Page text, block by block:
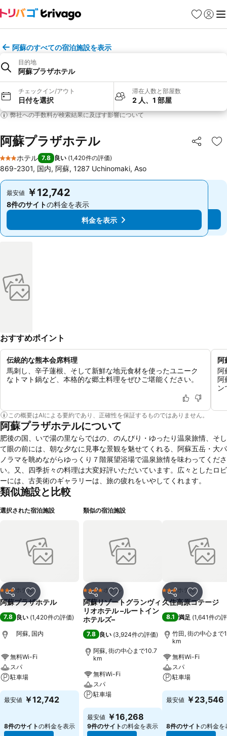
お気に入り
ログイ
メ
阿蘇のすべての宿泊施設を表示
目的地
阿蘇プラザホテル
チェックイン/アウト
日付を選択
滞在人数と部屋数
2 人、1 部屋
弊社への手数料が検索結果に及ぼす影響について
阿蘇プラザホテル シェア
お
3 ホテルのランク
ホテル 7.8 良い (1,420件の評価)
869-2301, 国内, 阿蘇, 1287 Uchinomaki, Aso
最安値 ￥12,742
8件のサイトの料金を表示
料金を表示
最安値 ￥12,742
8件のサイトの料金を表示
料金を表示
おすすめポイント
伝統的な熊本会席料理
馬刺し、辛子蓮根、そして新鮮な地元食材を使ったユニーク
なトマト鍋など、本格的な郷土料理をぜひご堪能ください。
阿
阿
阿
ン
この概要はAIによる要約であり、正確性を保証するものではありません。
阿蘇プラザホテルについて
肥後の国、いで湯の里ならではの、のんびり・ゆったり温泉旅情、そし
て眼の前には、朝な夕なに見事な景観を魅せてくれる、阿蘇五岳・大パ
ノラマを眺めながらゆっくり７階展望浴場で温泉旅情を味わってくださ
い。又、四季折々の料理は大変好評いただいています。広々としたロビ
ーには、古美術のギャラリーは、旅の疲れをいやしてくれます。
類似施設と比較
選択された宿泊施設
シェア お気に入りに追加
3 ホテルのランク
ホテル
阿蘇プラザホテル
7.8 良い (1,420件の評価)
阿蘇, 国内
無料Wi-Fi
スパ
駐車場
料金を表示
最安値 ￥12,742
8件のサイトの料金を表示
類似の宿泊施設
シェア お気に入りに追加
4 ホテルのランク
ホテル
阿蘇リゾートグランヴィ
リオホテル –ルートイン
ホテルズ–
7.8 良い (3,924件の評価)
阿蘇, 街の中心まで10.7
km
無料Wi-Fi
スパ
駐車場
料金を表示
最安値 ￥16,268
9件のサイトの料金を表示
シェア お気に入
3 ホテルのランク
ホテル
久住高原コテージ
8.1 満足 (1,641件の
竹田, 街の中心まで
km
無料Wi-Fi
スパ
駐車場
料金を表示
最安値 ￥23,546
8件のサイトの料金を